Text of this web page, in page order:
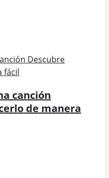
canción
de manera